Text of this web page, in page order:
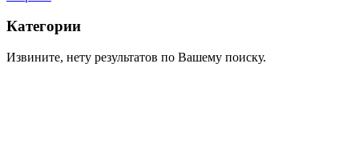
Категории
Извините, нету результатов по Вашему поиску.